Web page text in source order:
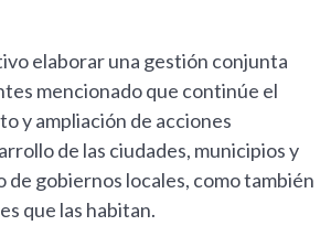
elaborar una gestión conjunta
mencionado que continúe el
y ampliación de acciones
de las ciudades, municipios y
gobiernos locales, como también
que las habitan.